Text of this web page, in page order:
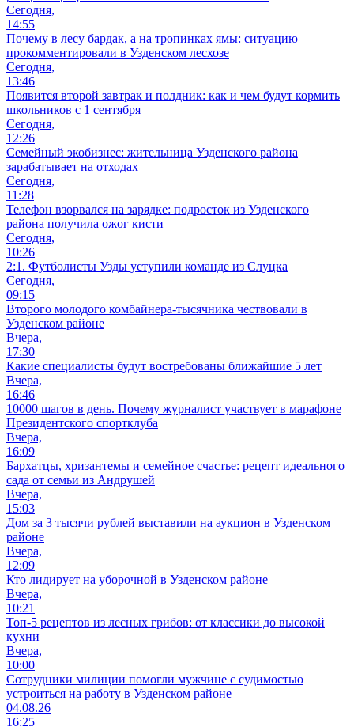
Сегодня,
14:55
Почему в лесу бардак, а на тропинках ямы: ситуацию
прокомментировали в Узденском лесхозе
Сегодня,
13:46
Появится второй завтрак и полдник: как и чем будут кормить
школьников с 1 сентября
Сегодня,
12:26
Семейный экобизнес: жительница Узденского района
зарабатывает на отходах
Сегодня,
11:28
Телефон взорвался на зарядке: подросток из Узденского
района получила ожог кисти
Сегодня,
10:26
2:1. Футболисты Узды уступили команде из Слуцка
Сегодня,
09:15
Второго молодого комбайнера-тысячника чествовали в
Узденском районе
Вчера,
17:30
Какие специалисты будут востребованы ближайшие 5 лет
Вчера,
16:46
10000 шагов в день. Почему журналист участвует в марафоне
Президентского спортклуба
Вчера,
16:09
Бархатцы, хризантемы и семейное счастье: рецепт идеального
сада от семьи из Андрушей
Вчера,
15:03
Дом за 3 тысячи рублей выставили на аукцион в Узденском
районе
Вчера,
12:09
Кто лидирует на уборочной в Узденском районе
Вчера,
10:21
Топ-5 рецептов из лесных грибов: от классики до высокой
кухни
Вчера,
10:00
Сотрудники милиции помогли мужчине с судимостью
устроиться на работу в Узденском районе
04.08.26
16:25